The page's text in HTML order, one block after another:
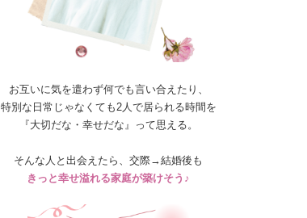
お互いに気を遣わず何でも言い合えたり、
特別な日常じゃなくても2人で居られる時間を
『大切だな・幸せだな』って思える。
そんな人と出会えたら、交際→結婚後も
きっと幸せ溢れる家庭が築けそう♪